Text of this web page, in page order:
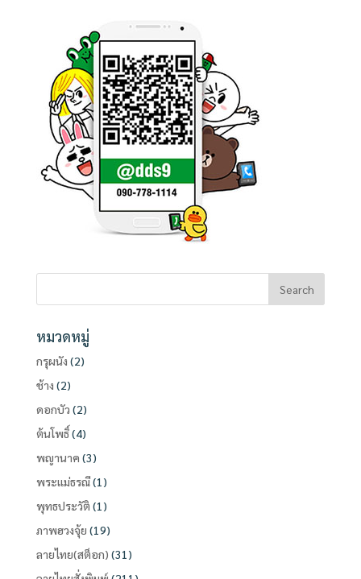
หมวดหมู่
กรุผนัง (2)
ช้าง (2)
ดอกบัว (2)
ต้นโพธิ์(4)
พญานาค (3)
พระแม่ธรณี(1)
พุทธประวัติ (1)
ภาพฮวงจุ้ย (19)
ลายไทย(สต็อก) (31)